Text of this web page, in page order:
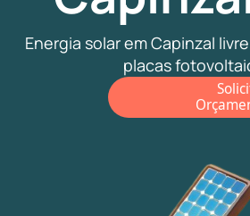
Energia solar em Capinzal
placas